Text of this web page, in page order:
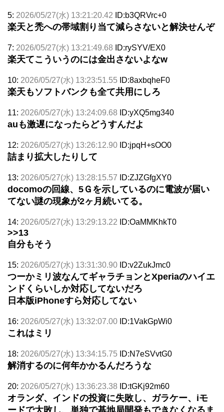
5: 2026/05/27(水) 13:21:20.42 ID:b3QRVrc+0
楽天と禿への帯域割り当て減らさないと解決せんぞ
7: 2026/05/27(水) 13:21:49.68 ID:rySYV/EX0
楽天てこういうのには金出さないよなw
10: 2026/05/27(水) 13:23:51.55 ID:8axbqheF0
楽天もソフトバンクも全て共用にしろ
11: 2026/05/27(水) 13:24:09.68 ID:yXQ5mg340
auも激遅になったらどうすんだよ
12: 2026/05/27(水) 13:26:12.90 ID:jpqH+sOO0
詰まり拡大したりして
13: 2026/05/27(水) 13:28:15.57 ID:ZJZGfgXY0
docomoの回線、5Ｇを示しているのに電波が届い
てない謎の現象が2ヶ月続いてる。
14: 2026/05/27(水) 13:29:13.22 ID:OaMMKhkT0
>>13
自分もそう
15: 2026/05/27(水) 13:31:30.90 ID:v2ZukJmc0
つーかミリ波なんてギャラチョンとXperiaのハイエ
ンドくらいしか対応してないだろ
日本版iPhoneすら対応してない
16: 2026/05/27(水) 13:32:07.00 ID:1VakGpWi0
これはミリ
18: 2026/05/27(水) 13:34:15.75 ID:N7eSVvtG0
解消するのに何年かかるんだろうな
20: 2026/05/27(水) 13:36:23.38 ID:tGKj92m60
オランダ、インドの投資に失敗し、ガラケー、iモ
ードで大敗し、単独で基地局開発もできなくなるま